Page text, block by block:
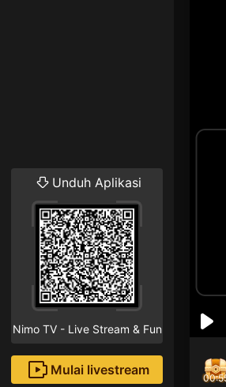
Unduh Aplikasi
Nimo TV - Live Stream & Fun
Mulai livestream